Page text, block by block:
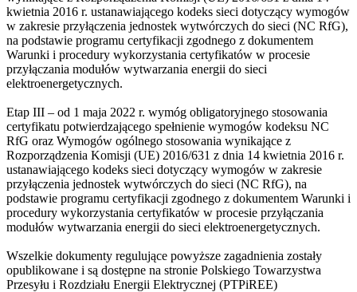
kwietnia 2016 r. ustanawiającego kodeks sieci dotyczący wymogów
w zakresie przyłączenia jednostek wytwórczych do sieci (NC RfG),
na podstawie programu certyfikacji zgodnego z dokumentem
Warunki i procedury wykorzystania certyfikatów w procesie
przyłączania modułów wytwarzania energii do sieci
elektroenergetycznych.
Etap III – od 1 maja 2022 r. wymóg obligatoryjnego stosowania
certyfikatu potwierdzającego spełnienie wymogów kodeksu NC
RfG oraz Wymogów ogólnego stosowania wynikające z
Rozporządzenia Komisji (UE) 2016/631 z dnia 14 kwietnia 2016 r.
ustanawiającego kodeks sieci dotyczący wymogów w zakresie
przyłączenia jednostek wytwórczych do sieci (NC RfG), na
podstawie programu certyfikacji zgodnego z dokumentem Warunki i
procedury wykorzystania certyfikatów w procesie przyłączania
modułów wytwarzania energii do sieci elektroenergetycznych.
Wszelkie dokumenty regulujące powyższe zagadnienia zostały
opublikowane i są dostępne na stronie Polskiego Towarzystwa
Przesyłu i Rozdziału Energii Elektrycznej (PTPiREE)